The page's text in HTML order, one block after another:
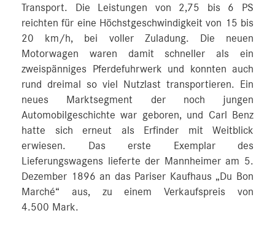
Transport. Die Leistungen von 2,75 bis 6 PS
reichten für eine Höchstgeschwindigkeit von 15 bis
20 km/h, bei voller Zuladung. Die neuen
Motorwagen waren damit schneller als ein
zweispänniges Pferdefuhrwerk und konnten auch
rund dreimal so viel Nutzlast transportieren. Ein
neues Marktsegment der noch jungen
Automobilgeschichte war geboren, und Carl Benz
hatte sich erneut als Erfinder mit Weitblick
erwiesen. Das erste Exemplar des
Lieferungswagens lieferte der Mannheimer am 5.
Dezember 1896 an das Pariser Kaufhaus „Du Bon
Marché“ aus, zu einem Verkaufspreis von
4.500 Mark.